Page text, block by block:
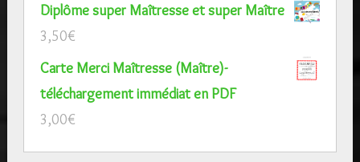
Diplôme super Maîtresse et super Maître
3,50€
Carte Merci Maîtresse (Maître)-
téléchargement immédiat en PDF
3,00€